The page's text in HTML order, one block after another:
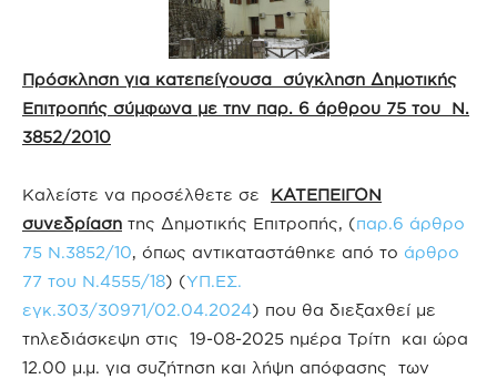
Πρόσκληση για κατεπείγουσα σύγκληση Δημοτικής
Επιτροπής σύμφωνα με την παρ. 6 άρθρου 75 του Ν.
3852/2010
Καλείστε να προσέλθετε σε ΚΑΤΕΠΕΙΓΟΝ
συνεδρίαση της Δημοτικής Επιτροπής, (παρ.6 άρθρο
75 Ν.3852/10, όπως αντικαταστάθηκε από το άρθρο
77 του Ν.4555/18) (ΥΠ.ΕΣ.
εγκ.303/30971/02.04.2024) που θα διεξαχθεί με
τηλεδιάσκεψη στις 19-08-2025 ημέρα Τρίτη και ώρα
12.00 μ.μ. για συζήτηση και λήψη απόφασης των